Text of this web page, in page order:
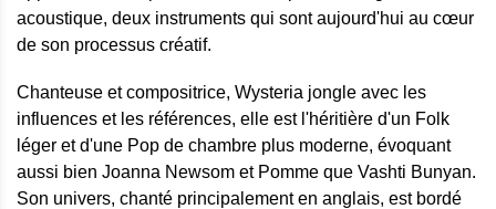
acoustique, deux instruments qui sont aujourd'hui au cœur
de son processus créatif.
Chanteuse et compositrice, Wysteria jongle avec les
influences et les références, elle est l'héritière d'un Folk
léger et d'une Pop de chambre plus moderne, évoquant
aussi bien Joanna Newsom et Pomme que Vashti Bunyan.
Son univers, chanté principalement en anglais, est bordé